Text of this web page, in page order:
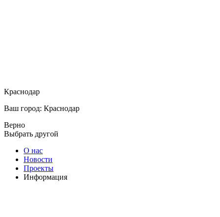
Краснодар
Ваш город: Краснодар
Верно
Выбрать другой
О нас
Новости
Проекты
Информация